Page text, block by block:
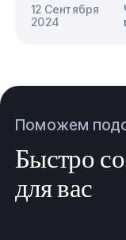
12 Сентября
2024
Поможем
Быстро
для вас